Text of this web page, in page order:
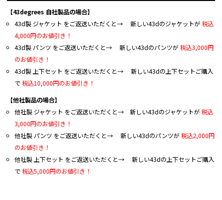
【43degrees 自社製品の場合】
43d製 ジャケット をご返送いただくと→ 新しい43dのジャケットが 税込
4,000円のお値引き！
43d製 パンツ をご返送いただくと→ 新しい43dのパンツが 税込3,000円
のお値引き！
43d製 上下セット をご返送いただくと→ 新しい43dの上下セットご購入
で 税込10,000円のお値引き！
【他社製品の場合】
他社製 ジャケット をご返送いただくと→ 新しい43dのジャケットが 税込
3,000円のお値引き！
他社製 パンツ をご返送いただくと→ 新しい43dのパンツが 税込2,000円
のお値引き！
他社製 上下セット をご返送いただくと→ 新しい43dの上下セットご購入
で 税込5,000円のお値引き！